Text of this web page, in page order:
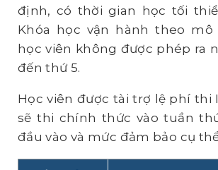
định, có thời gian học tối
Khóa học vận hành theo mô
học viên không được phép ra
đến thứ 5.
Học viên được tài trợ lệ phí thi
sẽ thi chính thức vào tuần thứ
đầu vào và mức đảm bảo cụ